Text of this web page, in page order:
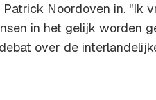
Noordoven in. "Ik
in het gelijk worden
over de